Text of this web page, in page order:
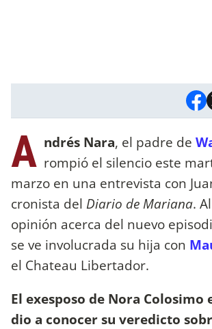
A ndrés Nara, el padre de
rompió el silencio este
marzo en una entrevista con
cronista del Diario de Mariana.
opinión acerca del nuevo
se ve involucrada su hija con
el Chateau Libertador.
El exesposo de Nora Colosimo
dio a conocer su veredicto